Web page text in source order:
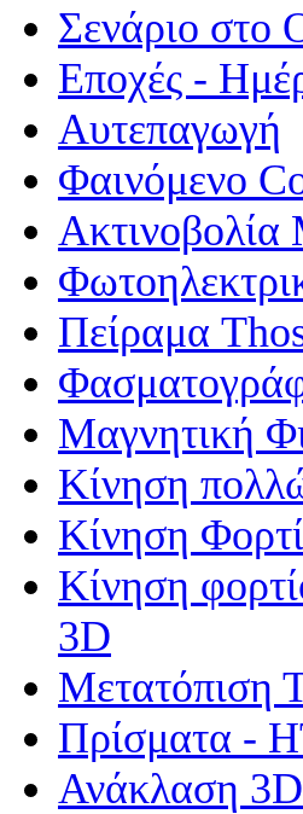
Σενάριο στο
Εποχές -
Αυτεπαγωγή
Φαινόμενο
Πείραμα
Μαγνητική
Κίνηση
Κίνηση
Κίνηση
3D
Μετατόπιση
Πρίσματα -
Ανάκλαση